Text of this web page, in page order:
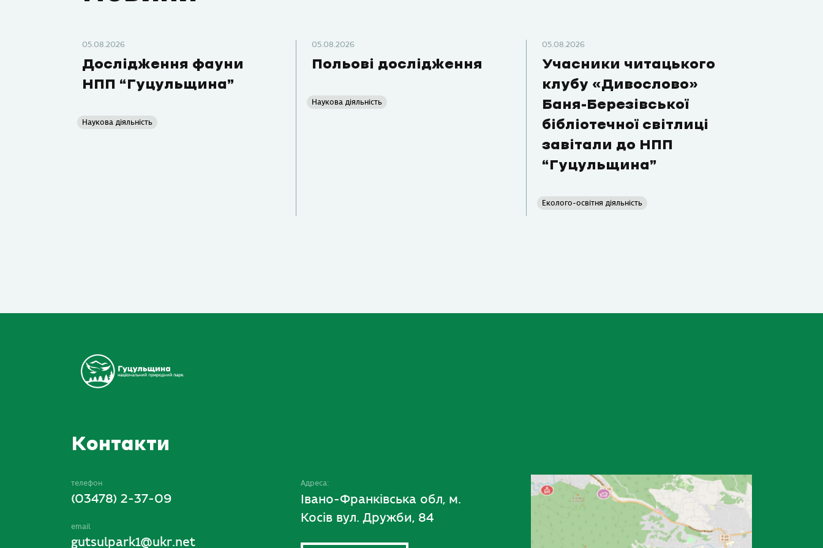
05.08.2026
Дослідження фауни
НПП “Гуцульщина”
Наукова діяльність
05.08.2026
Польові дослідження
Наукова діяльність
05.08.2026
Учасники читацького
клубу «Дивослово»
Баня-Березівської
бібліотечної світлиці
завітали до НПП
“Гуцульщина”
Еколого-освітня діяльність
Контакти
телефон
(03478) 2-37-09
email
gutsulpark1@ukr.net
Адреса:
Івано-Франківська обл, м.
Косів вул. Дружби, 84